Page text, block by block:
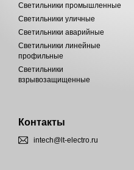
Светильники промышленные
Светильники уличные
Светильники аварийные
Светильники линейные
профильные
Светильники
взрывозащищенные
Контакты
intech@lt-electro.ru